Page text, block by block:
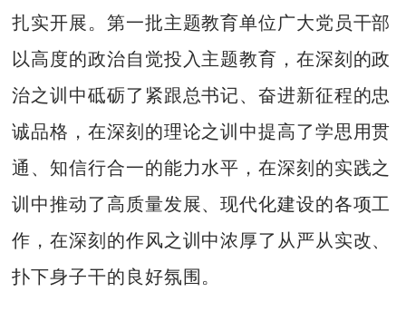
扎实开展。第一批主题教育单位广大党员干部
以高度的政治自觉投入主题教育，在深刻的政
治之训中砥砺了紧跟总书记、奋进新征程的忠
诚品格，在深刻的理论之训中提高了学思用贯
通、知信行合一的能力水平，在深刻的实践之
训中推动了高质量发展、现代化建设的各项工
作，在深刻的作风之训中浓厚了从严从实改、
扑下身子干的良好氛围。